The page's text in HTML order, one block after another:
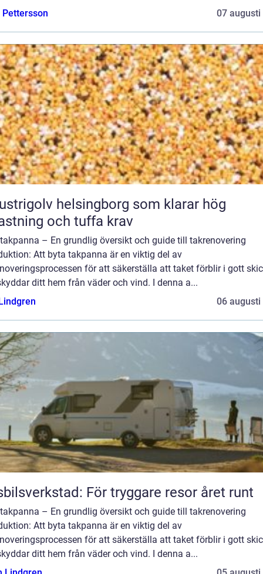
07 augusti
helsingborg som klarar hög
och tuffa krav
– En grundlig översikt och guide till takrenovering
Att byta takpanna är en viktig del av
för att säkerställa att taket förblir i gott
ditt hem från väder och vind. I denna a...
06 augusti
För tryggare resor året runt
– En grundlig översikt och guide till takrenovering
Att byta takpanna är en viktig del av
för att säkerställa att taket förblir i gott
ditt hem från väder och vind. I denna a...